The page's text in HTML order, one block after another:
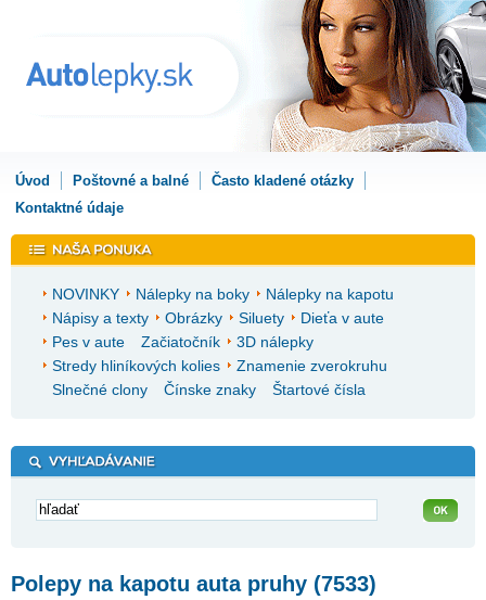
Úvod Poštovné a balné
Často kladené otázky
Kontaktné údaje
NOVINKY Nálepky na boky
Nálepky na kapotu
Nápisy a texty
Obrázky Siluety
Dieťa v aute
Pes v aute
Začiatočník
3D nálepky
Stredy hliníkových kolies
Znamenie zverokruhu
Slnečné clony
Čínske znaky Štartové čísla
Polepy na kapotu auta pruhy (7533)